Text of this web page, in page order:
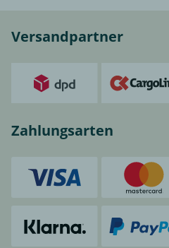
Versandpartner
Zahlungsarten